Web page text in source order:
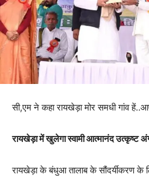
सी,एम ने कहा रायखेड़ा मोर समधी गांव
रायखेड़ा में खुलेगा स्वामी आत्मानंद उत्कृष्ट
रायखेड़ा के बंधुआ तालाब के सौंदर्यीकरण के